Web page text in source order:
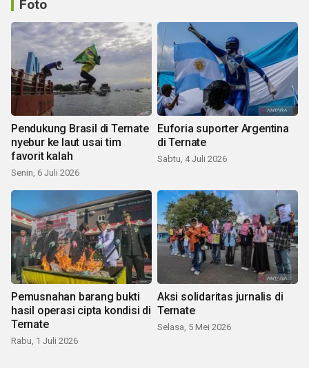
Foto
Pendukung Brasil di Ternate
nyebur ke laut usai tim
favorit kalah
Senin, 6 Juli 2026
Euforia suporter Argentina
di Ternate
Sabtu, 4 Juli 2026
Pemusnahan barang bukti
hasil operasi cipta kondisi di
Ternate
Rabu, 1 Juli 2026
Aksi solidaritas jurnalis di
Ternate
Selasa, 5 Mei 2026